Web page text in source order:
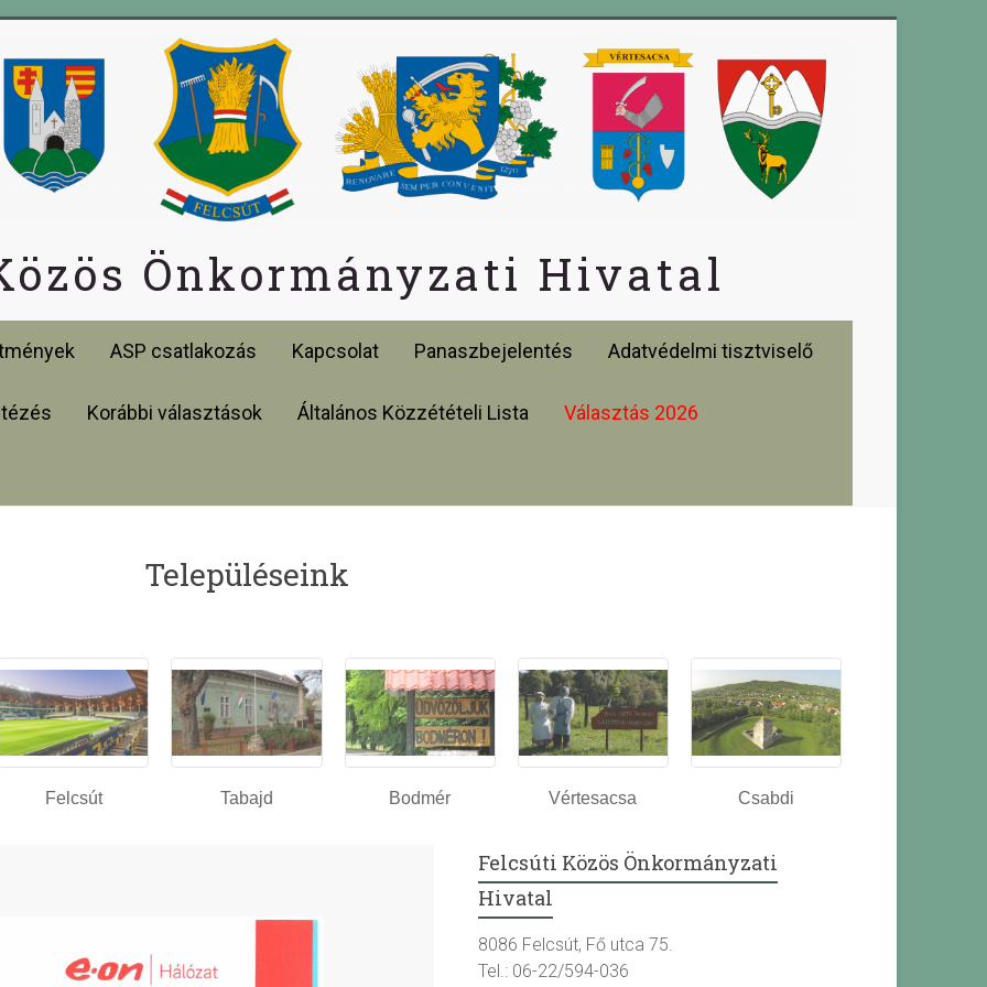
Önkormányzati Hivatal
ASP csatlakozás Kapcsolat Panaszbejelentés Adatvédelmi tisztviselő
Korábbi választások Általános Közzétételi Lista Választás 2026
Településeink
Felcsút Tabajd Bodmér Vértesacsa Csabdi
Felcsúti Közös Önkormányzati
Hivatal
8086 Felcsút, Fő utca 75.
Tel.: 06-22/594-036